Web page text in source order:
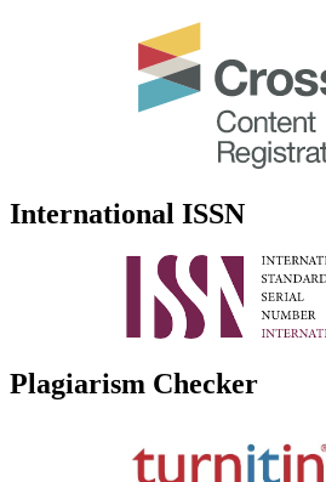
International ISSN
Plagiarism Checker